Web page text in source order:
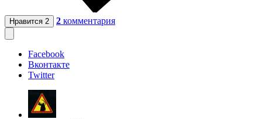
Нравится 2 2 комментария
Facebook
Вконтакте
Twitter